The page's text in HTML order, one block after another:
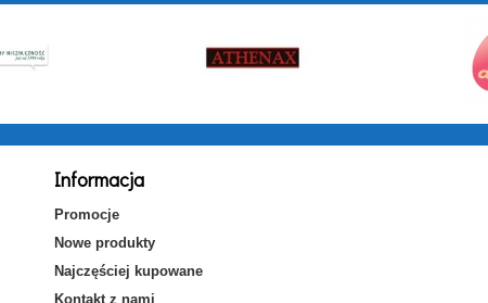
Informacja
Promocje
Nowe produkty
Najczęściej kupowane
Kontakt z nami